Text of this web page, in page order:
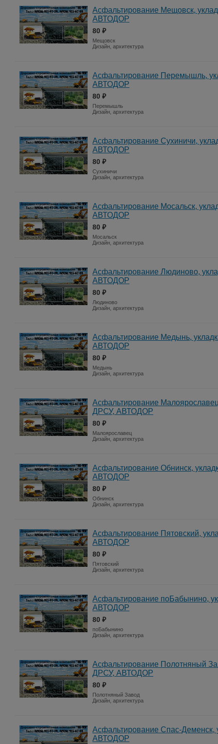
Асфальтирование Мещовск,
АВТОДОР
80 ₽
Мещовск
Дизайн, архитектура
Асфальтирование Перемышль,
АВТОДОР
80 ₽
Перемышль
Дизайн, архитектура
Асфальтирование Сухиничи,
АВТОДОР
80 ₽
Сухиничи
Дизайн, архитектура
Асфальтирование Мосальск,
АВТОДОР
80 ₽
Мосальск
Дизайн, архитектура
Асфальтирование Людиново,
АВТОДОР
80 ₽
Людиново
Дизайн, архитектура
Асфальтирование Медынь,
АВТОДОР
80 ₽
Медынь
Дизайн, архитектура
Асфальтирование
ДРСУ, АВТОДОР
80 ₽
Малоярославец
Дизайн, архитектура
Асфальтирование Обнинск,
АВТОДОР
80 ₽
Обнинск
Дизайн, архитектура
Асфальтирование Пятовский,
АВТОДОР
80 ₽
Пятовский
Дизайн, архитектура
Асфальтирование поБабынино,
АВТОДОР
80 ₽
поБабынино
Дизайн, архитектура
Асфальтирование Полотняный
ДРСУ, АВТОДОР
80 ₽
Полотняный Завод
Дизайн, архитектура
Асфальтирование Спас-
АВТОДОР